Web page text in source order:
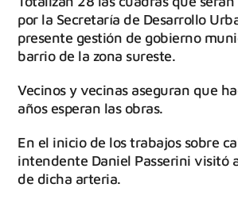
por la Secretaría de Desarrollo
presente gestión de gobierno
barrio de la zona sureste.
Vecinos y vecinas aseguran que
años esperan las obras.
En el inicio de los trabajos sobre
intendente Daniel Passerini visitó
de dicha arteria.